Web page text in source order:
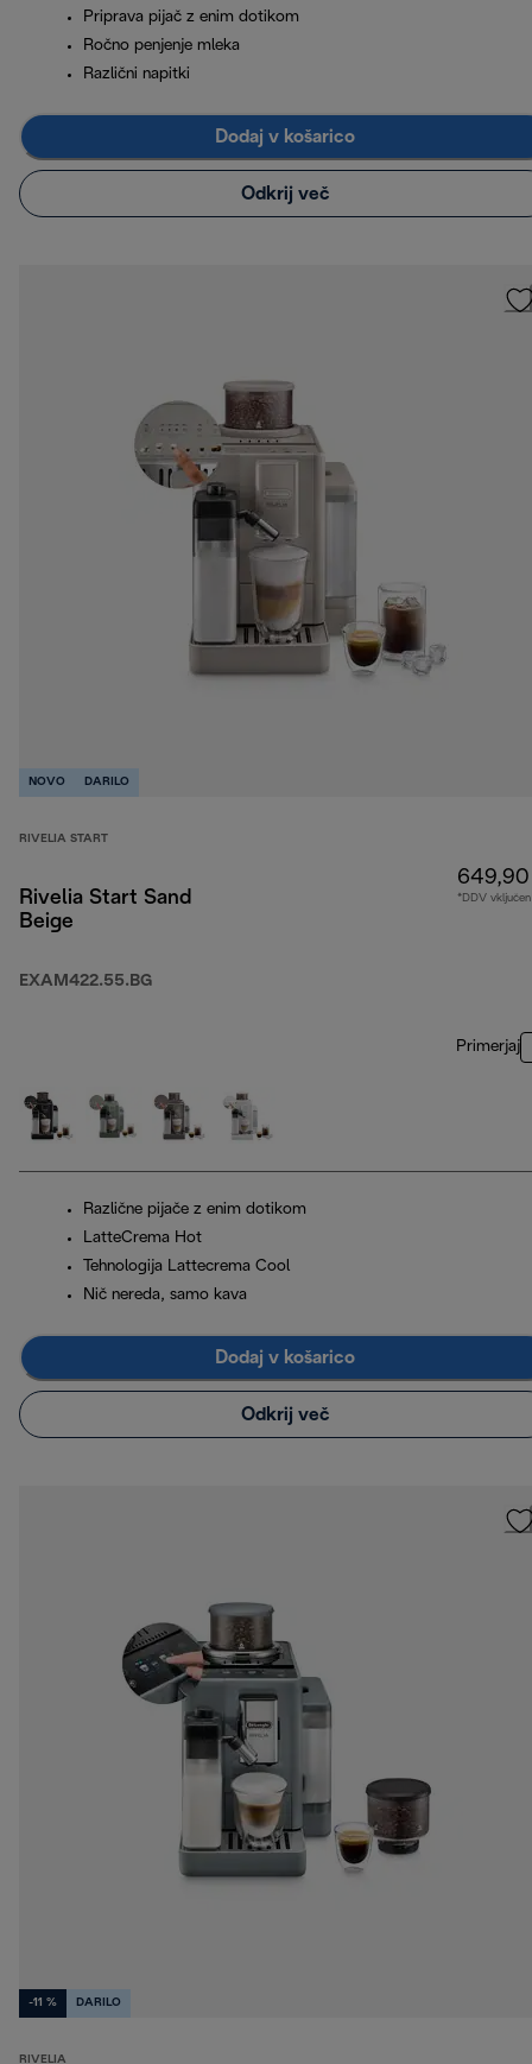
Priprava pijač z enim dotikom
Ročno penjenje mleka
Različni napitki
Dodaj v košarico
Odkrij več
NOVO DARILO
RIVELIA START
Rivelia Start Sand
Beige
EXAM422.55.BG
*DDV vključen
Primerjaj
Različne pijače z enim dotikom
LatteCrema Hot
Tehnologija Lattecrema Cool
Nič nereda, samo kava
Dodaj v košarico
Odkrij več
-11 % DARILO
RIVELIA